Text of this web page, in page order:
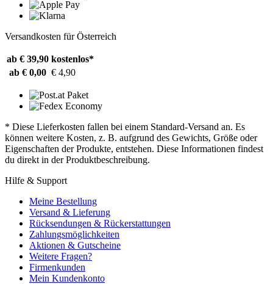
Versandkosten für Österreich
ab € 39,90 kostenlos*
ab € 0,00 € 4,90
* Diese Lieferkosten fallen bei einem Standard-Versand an. Es
können weitere Kosten, z. B. aufgrund des Gewichts, Größe oder
Eigenschaften der Produkte, entstehen. Diese Informationen findest
du direkt in der Produktbeschreibung.
Hilfe & Support
Meine Bestellung
Versand & Lieferung
Rücksendungen & Rückerstattungen
Zahlungsmöglichkeiten
Aktionen & Gutscheine
Weitere Fragen?
Firmenkunden
Mein Kundenkonto